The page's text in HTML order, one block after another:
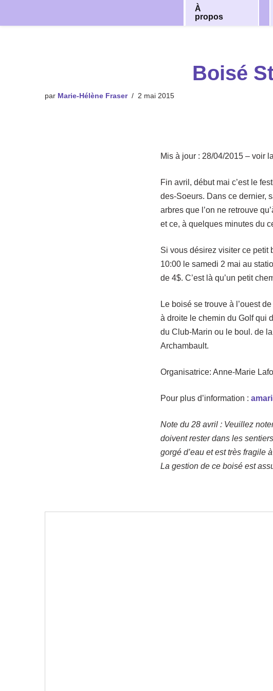
Aller
À
propos
Boisé
par Marie-Hélène Fraser 2 mai 2015
Mis à jour : 28/04/2015 – voir
Fin avril, début mai c’est le
des-Soeurs. Dans ce dernier,
arbres que l’on ne retrouve
et ce, à quelques minutes du
Si vous désirez visiter ce petit
10:00 le samedi 2 mai au
de 4$. C’est là qu’un petit
Le boisé se trouve à l’ouest
à droite le chemin du Golf qui
du Club-Marin ou le boul. de
Archambault.
Organisatrice: Anne-Marie
Pour plus d’information :
Note du 28 avril : Veuillez
doivent rester dans les
gorgé d’eau et est très fragile
La gestion de ce boisé est